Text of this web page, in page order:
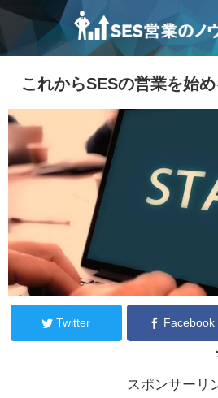
これからSESの営業を始
Twitter Facebook
スポンサーリ